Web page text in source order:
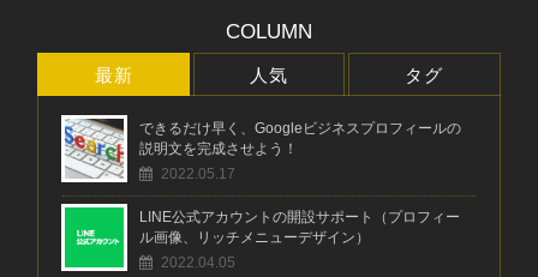
COLUMN
最新 人気 タグ
できるだけ早く、Googleビジネスプロフィールの
説明文を完成させよう！
2022.05.17
LINE公式アカウントの開設サポート（プロフィー
ル画像、リッチメニューデザイン）
2022.04.05